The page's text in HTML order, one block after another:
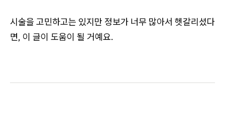
시술을 고민하고는 있지만 정보가 너무 많아서 헷갈리셨다
면, 이 글이 도움이 될 거예요.